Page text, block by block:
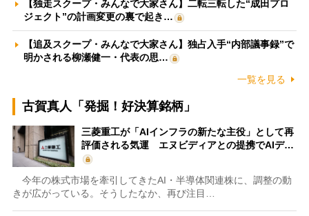
【独走スクープ・みんなで大家さん】二転三転した“成田プロ
ジェクト”の計画変更の裏で起き…
【追及スクープ・みんなで大家さん】独占入手“内部議事録”で
明かされる柳瀬健一・代表の思…
一覧を見る
古賀真人「発掘！好決算銘柄」
三菱重工が「AIインフラの新たな主役」として再
評価される気運 エヌビディアとの提携でAIデ…
今年の株式市場を牽引してきたAI・半導体関連株に、調整の動
きが広がっている。そうしたなか、再び注目…